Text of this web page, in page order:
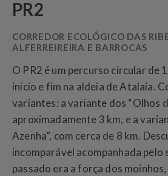
PR2
CORREDOR ECOLÓGICO DAS
ALFERREIREIRA E BARROCAS
O PR2 é um percurso circular de
início e fim na aldeia de Atalaia.
variantes: a variante dos “Olhos
aproximadamente 3 km, e a
Azenha”, com cerca de 8 km.
incomparável acompanhada pelo
passado era a força dos